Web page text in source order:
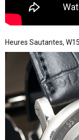
Heures Sautantes,